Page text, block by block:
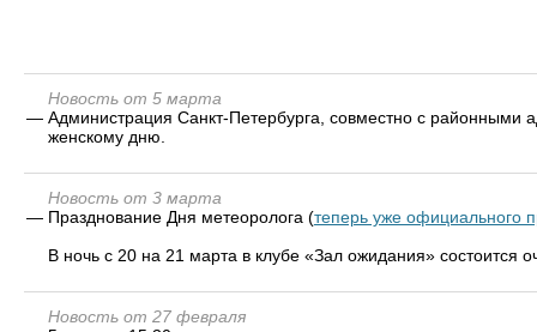
Новость от 5 марта
— Администрация Санкт-Петербурга, совместно с районными
женскому дню.
Новость от 3 марта
— Празднование Дня метеоролога (теперь уже официального
В ночь с 20 на 21 марта в клубе «Зал ожидания»
Новость от 27 февраля